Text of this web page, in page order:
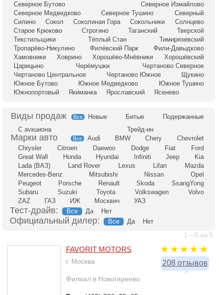
Северное Бутово
Северное Измайлово
Северное Медведково
Северное Тушино
Северный
Силино
Сокол Соколиная Гора Сокольники
Солнцево
Старое Крюково
Строгино Таганский
Тверской
Текстильщики
Тёплый Стан
Тимирязевский
Тропарёво-Никулино
Филёвский Парк
Фили-Давыдково
Хамовники
Ховрино Хорошёво-Мнёвники
Хорошёвский
Царицыно
Черёмушки
Чертаново Северное
Чертаново Центральное
Чертаново Южное
Щукино
Южное Бутово
Южное Медведково
Южное Тушино
Южнопортовый
Якиманка Ярославский Ясенево
Все Новые Битые
Подержанные
С аукциона
Трейд-ин
Все Audi BMW Chery
Chevrolet
Chrysler
Citroen Daewoo Dodge Fiat
Ford
Great Wall
Honda Hyundai Infiniti Jeep
Kia
Lada (ВАЗ)
Land Rover Lexus Lifan
Mazda
Mercedes-Benz
Mitsubishi Nissan
Opel
Peugeot
Porsche Renault Skoda
SsangYong
Subaru
Suzuki Toyota Volkswagen
Volvo
ZAZ
ГАЗ ИЖ Москвич УАЗ
Тест-драйв: Все Да Нет
Официальный дилер: Все Да Нет
1—5 из 5.
208 отзывов
FAVORIT MOTORS
г. Москва
Филиал в Новогиреево